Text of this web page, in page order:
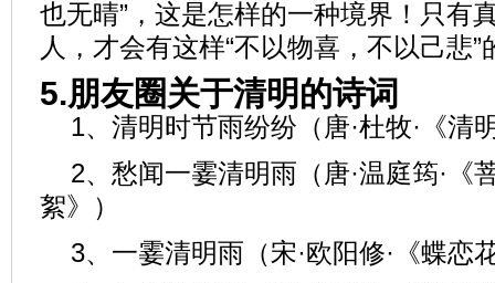
也无晴”，这是怎样的一种境界！只有
人，才会有这样“不以物喜，不以己悲”
5.朋友圈关于清明的诗词
1、清明时节雨纷纷（唐·杜牧·《清
2、愁闻一霎清明雨（唐·温庭筠·《
絮》）
3、一霎清明雨（宋·欧阳修·《蝶恋